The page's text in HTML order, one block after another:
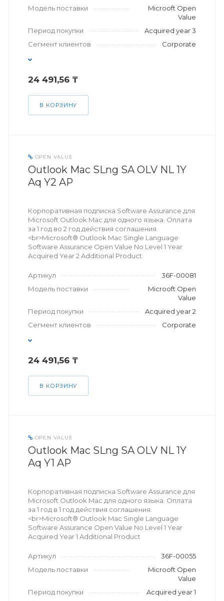
Модель поставки
Microoft Open
Value
Период покупки
Acquired year 3
Сегмент клиентов
Corporate
24 491,56 ₸
В КОРЗИНУ
OPEN VALUE
Outlook Mac SLng SA OLV NL 1Y
Aq Y2 AP
Корпоративная подписка Software Assurance для
Microsoft Outlook Mac для одного языка. Оплата
за 1 год во 2 год действия соглашения.
<br>Microsoft® Outlook Mac Single Language
Software Assurance Open Value No Level 1 Year
Acquired Year 2 Additional Product
Артикул
36F-00081
Модель поставки
Microoft Open
Value
Период покупки
Acquired year 2
Сегмент клиентов
Corporate
24 491,56 ₸
В КОРЗИНУ
OPEN VALUE
Outlook Mac SLng SA OLV NL 1Y
Aq Y1 AP
Корпоративная подписка Software Assurance для
Microsoft Outlook Mac для одного языка. Оплата
за 1 год в 1 год действия соглашения.
<br>Microsoft® Outlook Mac Single Language
Software Assurance Open Value No Level 1 Year
Acquired Year 1 Additional Product
Артикул
36F-00055
Модель поставки
Microoft Open
Value
Период покупки
Acquired year 1